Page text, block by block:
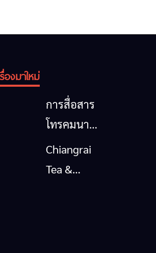
รื่องมาใหม่
การสื่อสาร
โทรคมนาคม
กรณีภัย
พิบัติ
Chiangrai
Tea &